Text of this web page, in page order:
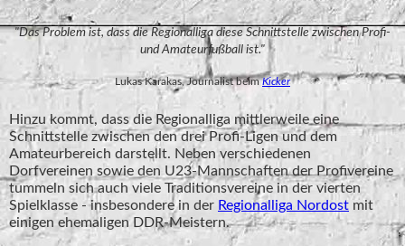
"Das Problem ist, dass die Regionalliga diese Schnittstelle zwischen Profi-
und Amateurfußball ist."
Lukas Karakas, Journalist beimKicker
Hinzu kommt, dass die Regionalliga mittlerweile eine
Schnittstelle zwischen den drei Profi-Ligen und dem
Amateurbereich darstellt. Neben verschiedenen
Dorfvereinen sowie den U23-Mannschaften der Profivereine
tummeln sich auch viele Traditionsvereine in der vierten
Spielklasse - insbesondere in der Regionalliga Nordost mit
einigen ehemaligen DDR-Meistern.